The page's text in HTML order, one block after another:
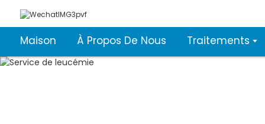
Maison À Propos De Nous Traitements